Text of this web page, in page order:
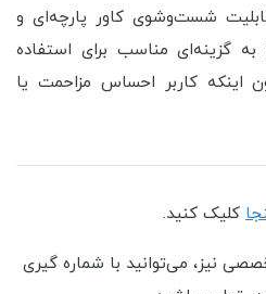
شست‌وشوی کاور پارچه‌ای و
گزینه‌ای مناسب برای استفاده
اینکه کاربر احساس مزاحمت یا
کلیک کنید.
نیز، می‌توانید با شماره گیری